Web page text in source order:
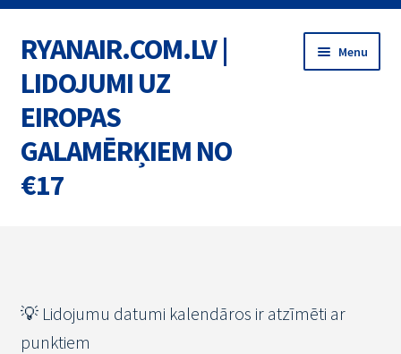
Skip
to
navigation
Skip
to
content
RYANAIR.COM.LV |
LIDOJUMI UZ
EIROPAS
GALAMĒRĶIEM NO
€17
Menu
MARŠRUTI
💡 Lidojumu datumi kalendāros ir atzīmēti ar
punktiem